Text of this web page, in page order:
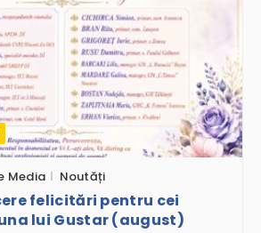
Media Noutăți
felicitări pentru cei
lui Gustar (august)